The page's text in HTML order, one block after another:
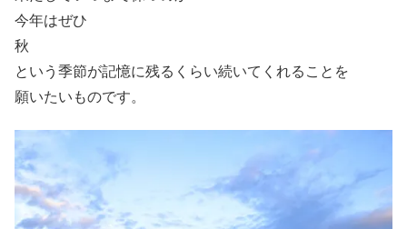
今年はぜひ
秋
という季節が記憶に残るくらい続いてくれることを
願いたいものです。